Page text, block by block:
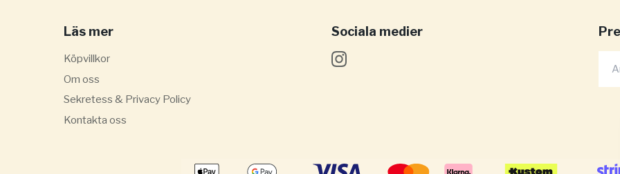
Läs mer
Köpvillkor
Om oss
Sekretess & Privacy Policy
Kontakta oss
Sociala medier